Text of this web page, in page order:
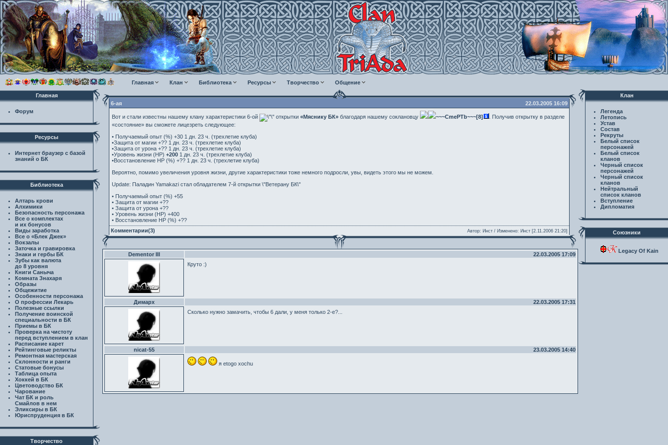
Главная Клан Библиотека Ресурсы Творчество Общение
Главная
Форум
Ресурсы
Интернет браузер с базой
знаний о БК
Библиотека
Алтарь крови
Алхимики
Безопасность персонажа
Все о комплектах
и их бонусов
Виды заработка
Все о «Блек Джек»
Вокзалы
Заточка и гравировка
Знаки и гербы БК
Зубы как валюта
до 8 уровня
Книги Саныча
Комната Знахаря
Образы
Общежитие
Особенности персонажа
О профессии Лекарь
Полезные ссылки
Получение воинской
специальности в БК
Приемы в БК
Проверка на чистоту
перед вступлением в клан
Расписание карет
Рейтинговые реликты
Ремонтная мастерская
Склонности и ранги
Статовые бонусы
Таблица опыта
Хоккей в БК
Цветоводство БК
Чарование
Чат БК и роль
Смайлов в нем
Эликсиры в БК
Юриспруденция в БК
Творчество
6-ая 22.03.2005 16:09
Вот и стали известны нашему клану характеристики 6-ой открытки «Мяснику БК» благодаря нашему соклановцу ~~~CmePTb~~~[8]
. Получив открытку в разделе
«состояние» вы сможете лицезреть следующее:
• Получаемый опыт (%) +30 1 дн. 23 ч. (трехлетие клуба)
•Защита от магии +?? 1 дн. 23 ч. (трехлетие клуба)
•Защита от урона +?? 1 дн. 23 ч. (трехлетие клуба)
•Уровень жизни (HP) +200 1 дн. 23 ч. (трехлетие клуба)
•Восстановление HP (%) +?? 1 дн. 23 ч. (трехлетие клуба)
Вероятно, помимо увеличения уровня жизни, другие характеристики тоже немного подросли, увы, видеть этого мы не можем.
Update: Паладин Yamakazi стал обладателем 7-й открытки \"Ветерану БК\"
• Получаемый опыт (%) +55
• Защита от магии +??
• Защита от урона +??
• Уровень жизни (HP) +400
• Восстановление HP (%) +??
Комментарии(3)
Автор: Инст / Изменено: Инст [2.11.2006 21:20]
Dementor III
22.03.2005 17:09
Круто :)
Димарх
22.03.2005 17:31
Сколько нужно замачить, чтобы 6 дали, у меня только 2-е?...
nicat-55 23.03.2005 14:40
я etogo xochu
Клан
Легенда
Летопись
Устав
Состав
Рекруты
Белый список
персонажей
Белый список
кланов
Черный список
персонажей
Черный список
кланов
Нейтральный
список кланов
Вступление
Дипломатия
Союзники
Legacy Of Kain